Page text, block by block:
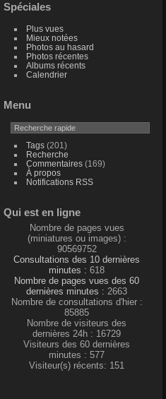
Spéciales
Plus vues
Mieux notées
Photos au hasard
Photos récentes
Albums récents
Calendrier
Menu
Tags(201)
Recherche
Commentaires(169)
À propos
Notifications RSS
Qui est en ligne
Nombre de pages vues
(miniatures ou images) :
90569752
Consultations des 10 dernières
minutes :618
Nombre de pages vues des 60
dernières minutes : 2663
Nombre de consultations d'hier :
85885
Nombre de visiteurs des
dernières 24h : 16729
Visiteurs des 60 dernières
minutes : 577
Visiteur(s) récents: 151